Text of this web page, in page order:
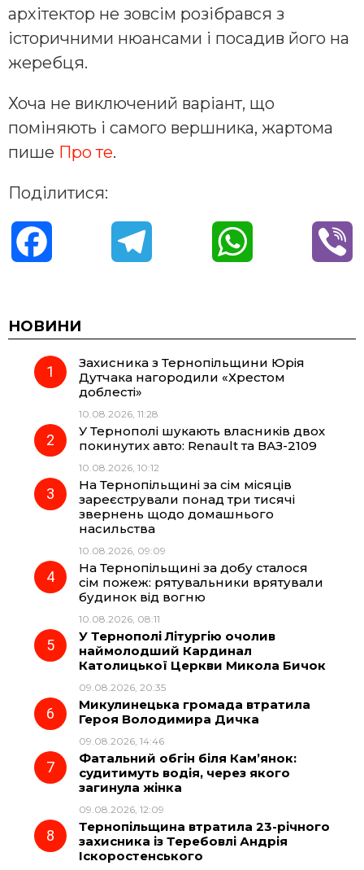
архітектор не зовсім розібрався з
історичними нюансами і посадив його на
жеребця.
Хоча не виключений варіант, що
поміняють і самого вершника, жартома
пише Про те.
Поділитися:
c
e
o
o
e
r
a
m
t
A
p
НОВИНИ
Захисника з Тернопільщини Юрія
Дутчака нагородили «Хрестом
доблесті»
10.08.2026, 11:28
У Тернополі шукають власників двох
покинутих авто: Renault та ВАЗ-2109
10.08.2026, 10:12
На Тернопільщині за сім місяців
зареєстрували понад три тисячі
звернень щодо домашнього
насильства
10.08.2026, 09:09
На Тернопільщині за добу сталося
сім пожеж: рятувальники врятували
будинок від вогню
10.08.2026, 08:11
У Тернополі Літургію очолив
наймолодший Кардинал
Католицької Церкви Микола Бичок
09.08.2026, 20:35
Микулинецька громада втратила
Героя Володимира Дичка
09.08.2026, 14:46
Фатальний обгін біля Кам’янок:
судитимуть водія, через якого
загинула жінка
09.08.2026, 12:09
Тернопільщина втратила 23-річного
захисника із Теребовлі Андрія
Іскоростенського